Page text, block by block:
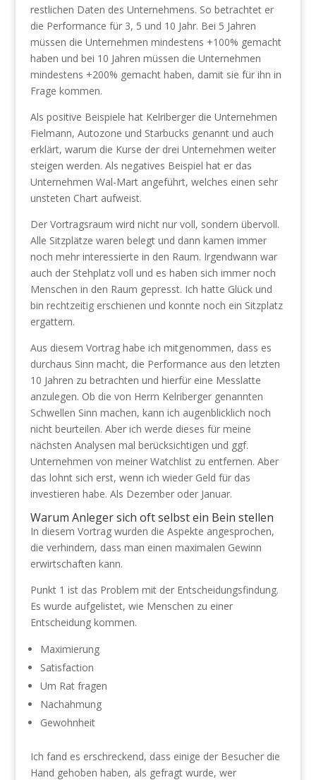
restlichen Daten des Unternehmens. So betrachtet er
die Performance für 3, 5 und 10 Jahr. Bei 5 Jahren
müssen die Unternehmen mindestens +100% gemacht
haben und bei 10 Jahren müssen die Unternehmen
mindestens +200% gemacht haben, damit sie für ihn in
Frage kommen.
Als positive Beispiele hat Kelriberger die Unternehmen
Fielmann, Autozone und Starbucks genannt und auch
erklärt, warum die Kurse der drei Unternehmen weiter
steigen werden. Als negatives Beispiel hat er das
Unternehmen Wal-Mart angeführt, welches einen sehr
unsteten Chart aufweist.
Der Vortragsraum wird nicht nur voll, sondern übervoll.
Alle Sitzplätze waren belegt und dann kamen immer
noch mehr interessierte in den Raum. Irgendwann war
auch der Stehplatz voll und es haben sich immer noch
Menschen in den Raum gepresst. Ich hatte Glück und
bin rechtzeitig erschienen und konnte noch ein Sitzplatz
ergattern.
Aus diesem Vortrag habe ich mitgenommen, dass es
durchaus Sinn macht, die Performance aus den letzten
10 Jahren zu betrachten und hierfür eine Messlatte
anzulegen. Ob die von Herrn Kelriberger genannten
Schwellen Sinn machen, kann ich augenblicklich noch
nicht beurteilen. Aber ich werde dieses für meine
nächsten Analysen mal berücksichtigen und ggf.
Unternehmen von meiner Watchlist zu entfernen. Aber
das lohnt sich erst, wenn ich wieder Geld für das
investieren habe. Als Dezember oder Januar.
Warum Anleger sich oft selbst ein Bein stellen
In diesem Vortrag wurden die Aspekte angesprochen,
die verhindern, dass man einen maximalen Gewinn
erwirtschaften kann.
Punkt 1 ist das Problem mit der Entscheidungsfindung.
Es wurde aufgelistet, wie Menschen zu einer
Entscheidung kommen.
Maximierung
Satisfaction
Um Rat fragen
Nachahmung
Gewohnheit
Ich fand es erschreckend, dass einige der Besucher die
Hand gehoben haben, als gefragt wurde, wer